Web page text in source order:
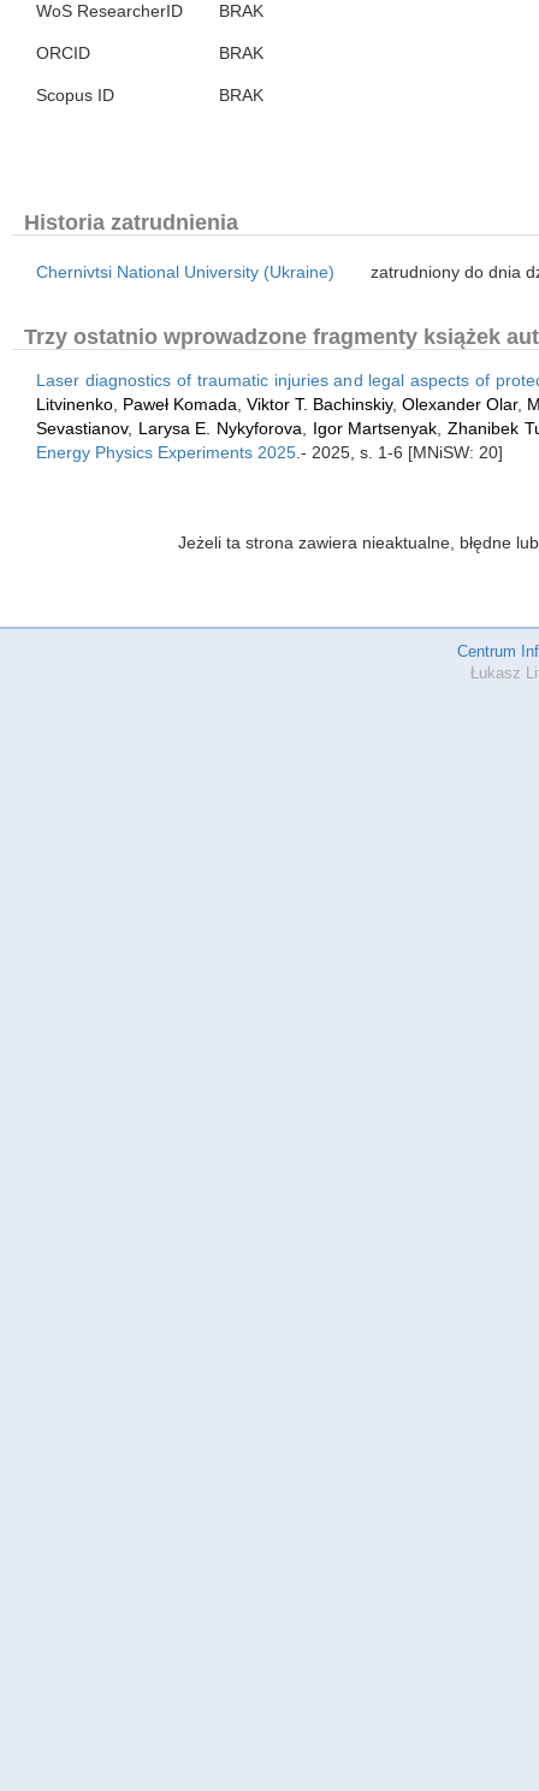
WoS ResearcherID BRAK
ORCID BRAK
Scopus ID BRAK
Historia zatrudnienia
Chernivtsi National University (Ukraine) zatrudniony do dnia
Trzy ostatnio wprowadzone fragmenty książek
Laser diagnostics of traumatic injuries and legal aspects of
Litvinenko Paweł Komada Viktor T. Bachinskiy, Olexander Olar,
Sevastianov, Larysa E. Nykyforova Igor Martsenyak ,Zhanibek
Energy Physics Experiments 2025 .- 2025, s. 1-6 [MNiSW: 20]
Jeżeli ta strona zawiera nieaktualne, błędne
Centrum
Łukasz